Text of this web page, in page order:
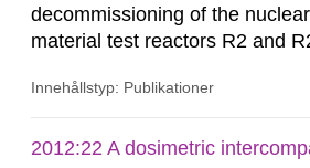
decommissioning of the
material test reactors R2 and
document is to serve as
requirements of Article 37 of
Innehållstyp: Publikationer
2012:22 A dosimetric